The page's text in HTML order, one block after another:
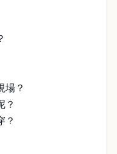
場？
？
？